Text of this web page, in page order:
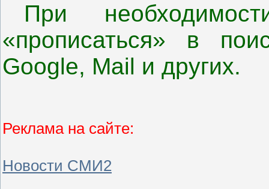
При
«прописаться» в
Google, Mail и других.
Реклама на сайте:
Новости СМИ2